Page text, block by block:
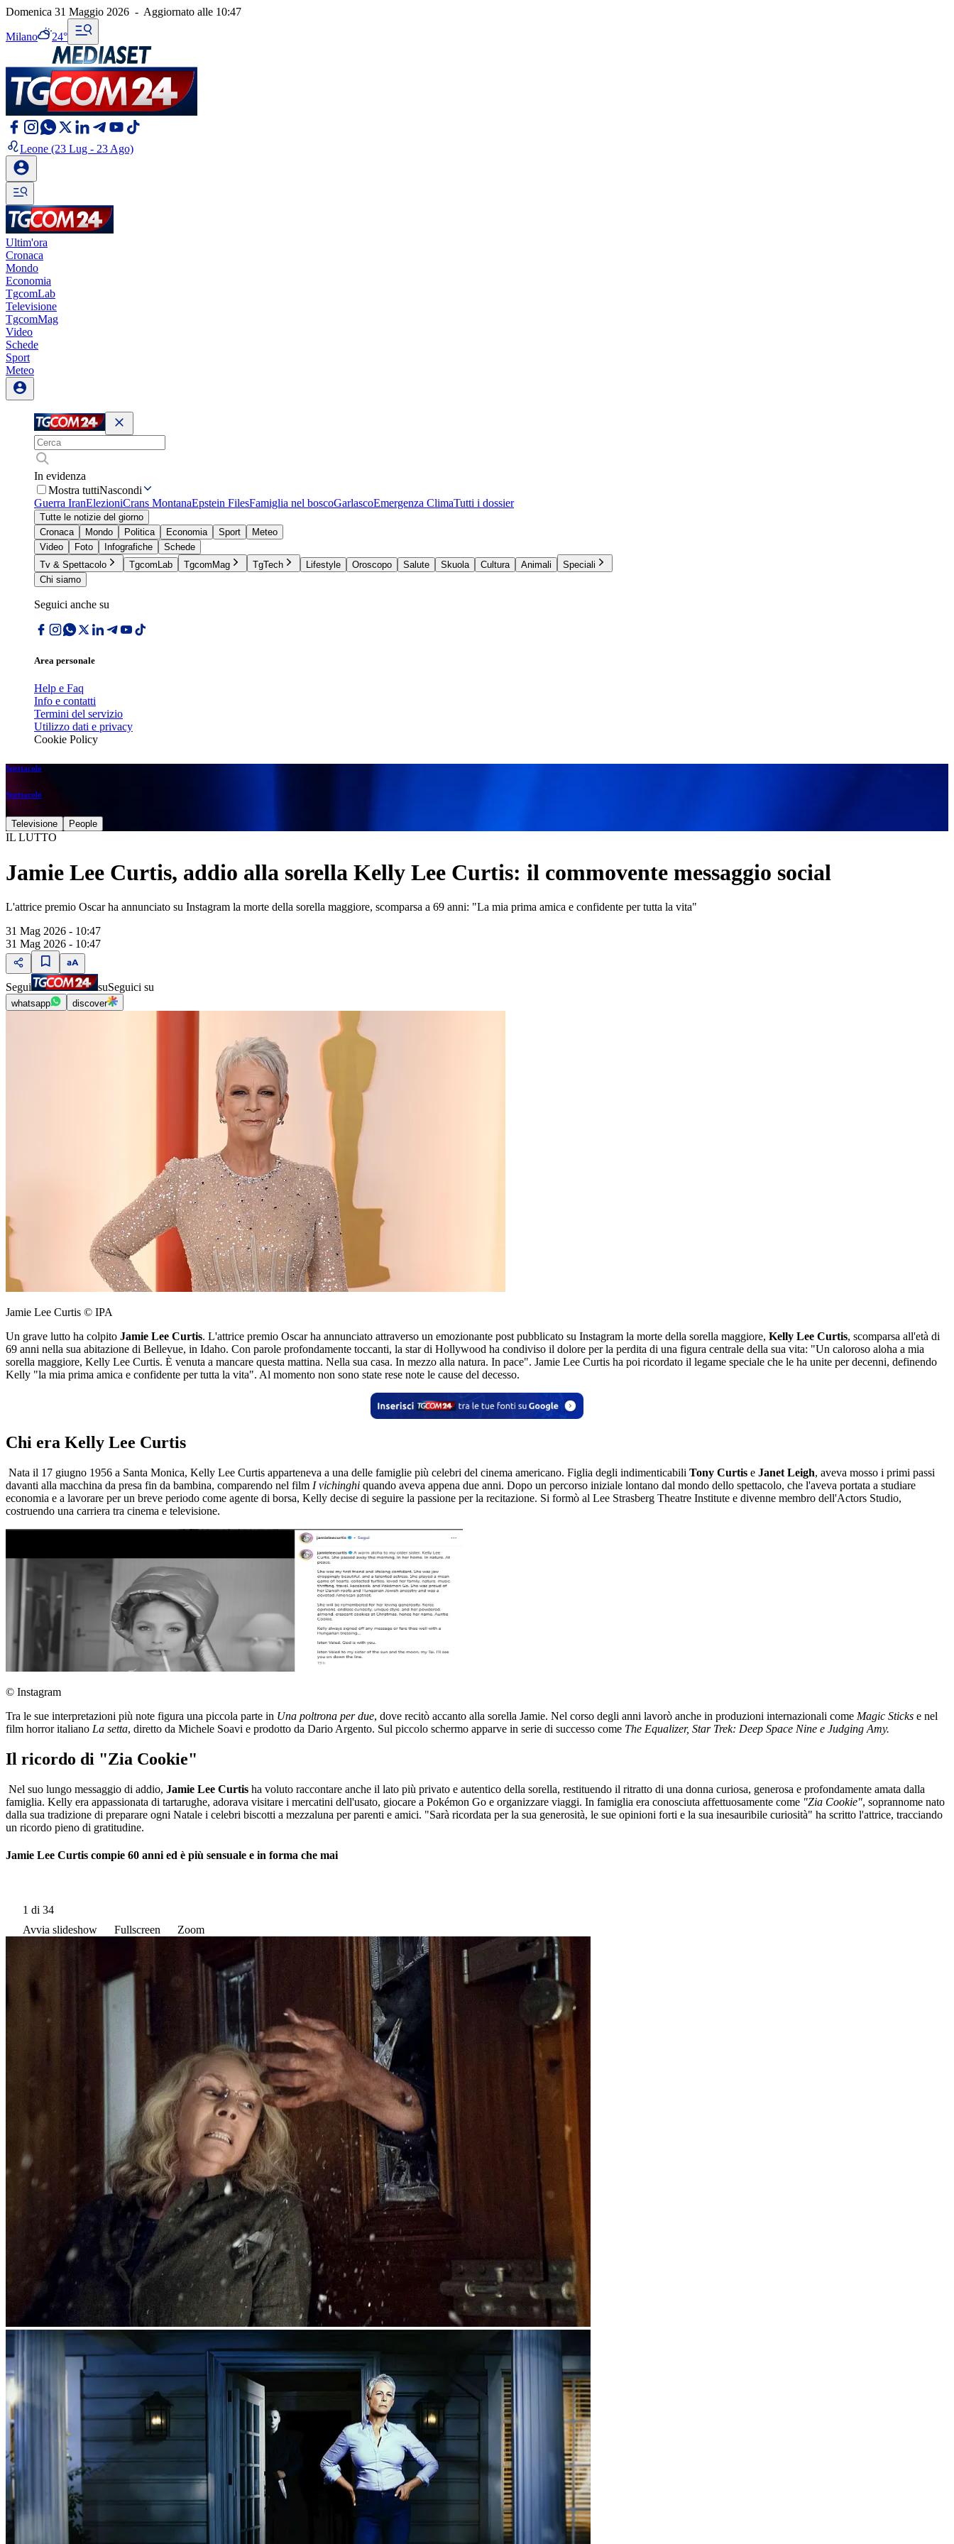
Domenica 31 Maggio 2026 - Aggiornato alle 10:47
Milano 24°
Leone (23 Lug - 23 Ago)
Ultim'ora
Cronaca
Mondo
Economia
TgcomLab
Televisione
TgcomMag
Video
Schede
Sport
Meteo
In evidenza
Mostra tuttiNascondi
Guerra IranElezioniCrans MontanaEpstein FilesFamiglia nel boscoGarlascoEmergenza ClimaTutti i dossier
Tutte le notizie del giorno
Cronaca
Mondo Politica Economia Sport
Meteo
Video
Foto Infografiche
Schede
Tv & Spettacolo
TgcomLab TgcomMag TgTech Lifestyle Oroscopo Salute Skuola Cultura Animali
Speciali
Chi siamo
Seguici anche su
Area personale
Help e Faq
Info e contatti
Termini del servizio
Utilizzo dati e privacy
Cookie Policy
Spettacolo
Spettacolo
Televisione People
IL LUTTO
Jamie Lee Curtis, addio alla sorella Kelly Lee Curtis: il commovente messaggio social
L'attrice premio Oscar ha annunciato su Instagram la morte della sorella maggiore, scomparsa a 69 anni: "La mia prima amica e confidente per tutta la vita"
31 Mag 2026 - 10:47
31 Mag 2026 - 10:47
Segui suSeguici su
whatsapp discover
Jamie Lee Curtis © IPA
Un grave lutto ha colpito Jamie Lee Curtis. L'attrice premio Oscar ha annunciato attraverso un emozionante post pubblicato su Instagram la morte della sorella maggiore, Kelly Lee Curtis, scomparsa all'età di
69 anni nella sua abitazione di Bellevue, in Idaho. Con parole profondamente toccanti, la star di Hollywood ha condiviso il dolore per la perdita di una figura centrale della sua vita: "Un caloroso aloha a mia
sorella maggiore, Kelly Lee Curtis. È venuta a mancare questa mattina. Nella sua casa. In mezzo alla natura. In pace". Jamie Lee Curtis ha poi ricordato il legame speciale che le ha unite per decenni, definendo
Kelly "la mia prima amica e confidente per tutta la vita". Al momento non sono state rese note le cause del decesso.
Chi era Kelly Lee Curtis
Nata il 17 giugno 1956 a Santa Monica, Kelly Lee Curtis apparteneva a una delle famiglie più celebri del cinema americano. Figlia degli indimenticabili Tony Curtis e Janet Leigh, aveva mosso i primi passi
davanti alla macchina da presa fin da bambina, comparendo nel film I vichinghi quando aveva appena due anni. Dopo un percorso iniziale lontano dal mondo dello spettacolo, che l'aveva portata a studiare
economia e a lavorare per un breve periodo come agente di borsa, Kelly decise di seguire la passione per la recitazione. Si formò al Lee Strasberg Theatre Institute e divenne membro dell'Actors Studio,
costruendo una carriera tra cinema e televisione.
© Instagram
Tra le sue interpretazioni più note figura una piccola parte in Una poltrona per due, dove recitò accanto alla sorella Jamie. Nel corso degli anni lavorò anche in produzioni internazionali come Magic Sticks e nel
film horror italiano La setta, diretto da Michele Soavi e prodotto da Dario Argento. Sul piccolo schermo apparve in serie di successo come The Equalizer, Star Trek: Deep Space Nine e Judging Amy.
Il ricordo di "Zia Cookie"
Nel suo lungo messaggio di addio, Jamie Lee Curtis ha voluto raccontare anche il lato più privato e autentico della sorella, restituendo il ritratto di una donna curiosa, generosa e profondamente amata dalla
famiglia. Kelly era appassionata di tartarughe, adorava visitare i mercatini dell'usato, giocare a Pokémon Go e organizzare viaggi. In famiglia era conosciuta affettuosamente come "Zia Cookie", soprannome nato
dalla sua tradizione di preparare ogni Natale i celebri biscotti a mezzaluna per parenti e amici. "Sarà ricordata per la sua generosità, le sue opinioni forti e la sua inesauribile curiosità" ha scritto l'attrice, tracciando
un ricordo pieno di gratitudine.
Jamie Lee Curtis compie 60 anni ed è più sensuale e in forma che mai
1 di 34
Avvia slideshow
Fullscreen Zoom